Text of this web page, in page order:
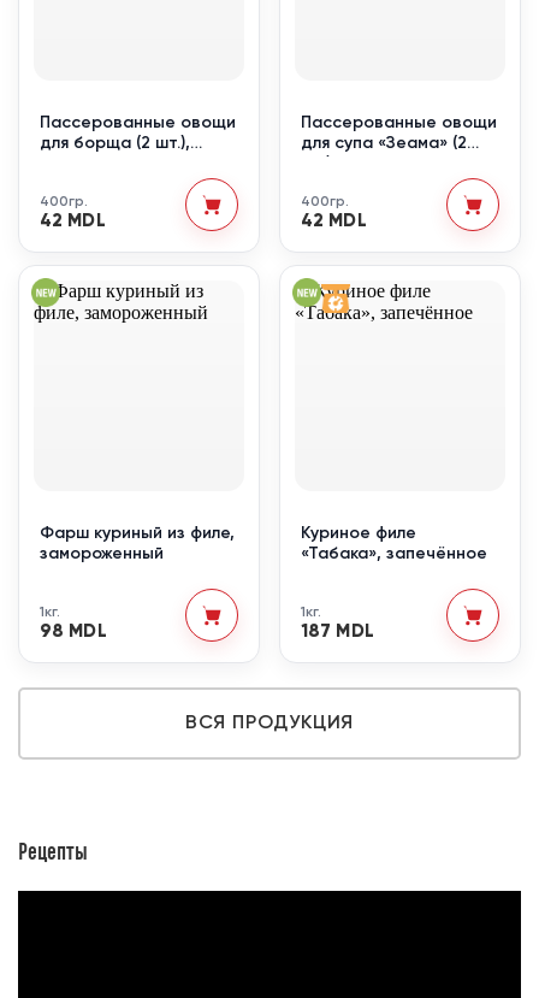
Пассерованные овощи
для борща (2 шт.),
400гр.
42 MDL
Пассерованные овощи
для супа «Зеама» (2
400гр.
42 MDL
Фарш куриный из филе,
замороженный
1кг.
98 MDL
Куриное филе
«Табака», запечённое
1кг.
187 MDL
ВСЯ ПРОДУКЦИЯ
Рецепты